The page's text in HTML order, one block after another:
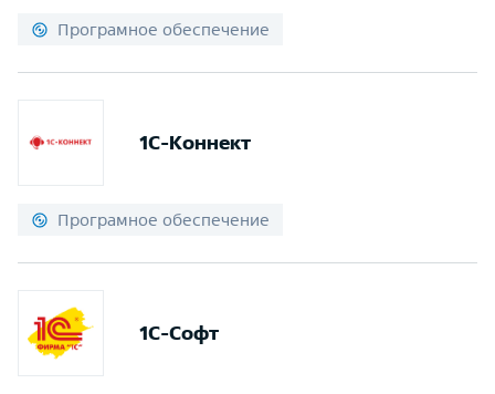
Програмное обеспечение
1С-Коннект
Програмное обеспечение
1С-Софт